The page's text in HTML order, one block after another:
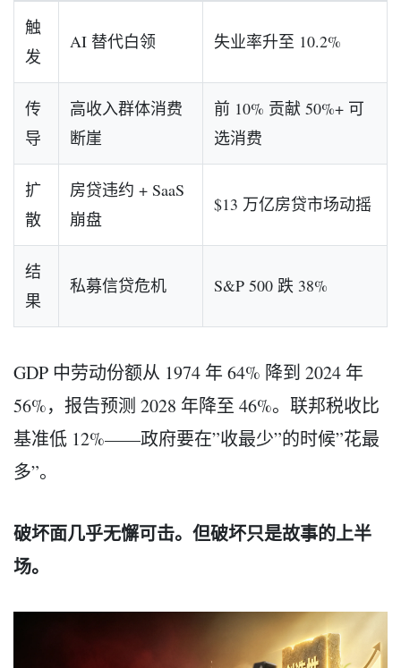
触
发
AI 替代白领 失业率升至 10.2%
传
导
高收入群体消费
断崖
前 10% 贡献 50%+ 可
选消费
扩
散
房贷违约 + SaaS
崩盘
$13 万亿房贷市场动摇
结
果
私募信贷危机 S&P 500 跌 38%
GDP 中劳动份额从 1974 年 64% 降到 2024 年
56%，报告预测 2028 年降至 46%。联邦税收比
基准低 12%——政府要在”收最少”的时候”花最
多”。
破坏面几乎无懈可击。但破坏只是故事的上半
场。